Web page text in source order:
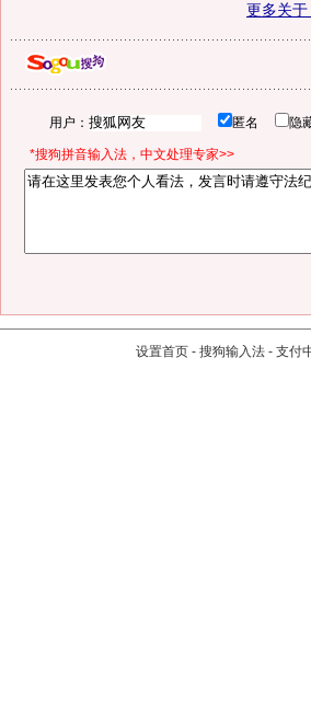
更多关于
用户： 匿名 隐
*搜狗拼音输入法，中文处理专家>>
设置首页 - 搜狗输入法 - 支付